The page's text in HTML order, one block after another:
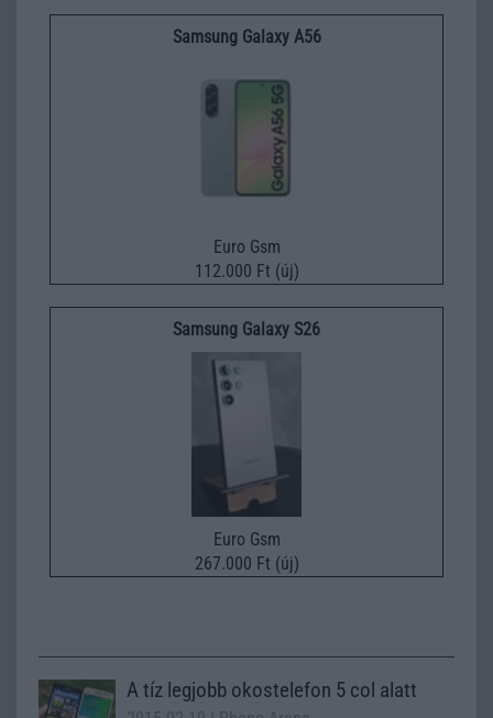
Samsung Galaxy A56
Euro Gsm
112.000 Ft (új)
Samsung Galaxy S26
Euro Gsm
267.000 Ft (új)
A tíz legjobb okostelefon 5 col alatt